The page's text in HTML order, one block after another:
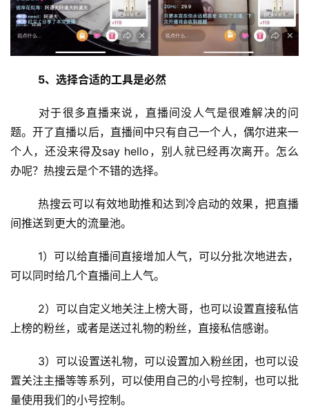
稿
每
诗
5、选择合适的工具是必然
题。开了直播以后，直播间中只有自己一个人，偶尔进来一
个人，还没来得及say hello，别人就已经再次离开。怎么
办呢？热搜云是个不错的选择。
	热搜云可以有效地助推和达到冷启动的效果，把直播
间推送到更大的流量池。
可以同时给几个直播间上人气。
上榜的粉丝，或者是送过礼物的粉丝，直接私信感谢。
置关注主播等等系列，可以使用自己的小号控制，也可以批
量使用我们的小号控制。